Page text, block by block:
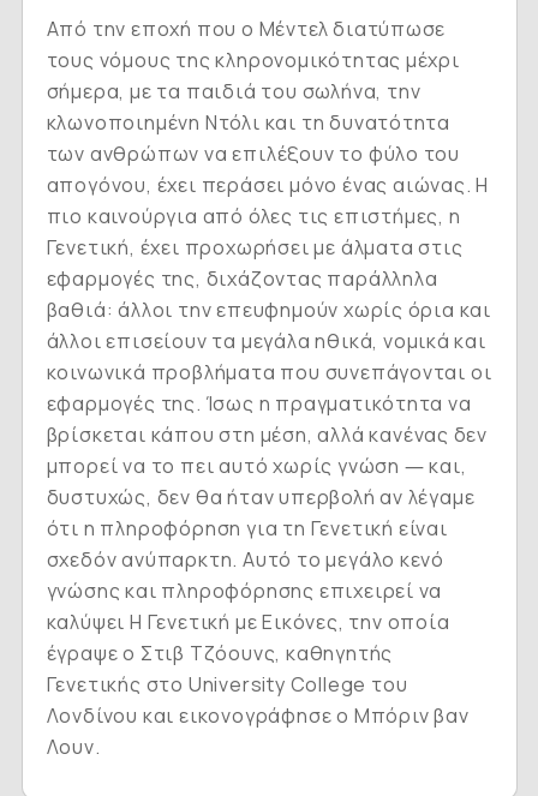
Aπό την εποχή που ο Mέντελ διατύπωσε
τους νόμους της κληρονομικότητας μέχρι
σήμερα, με τα παιδιά του σωλήνα, την
κλωνοποιημένη Nτόλι και τη δυνατότητα
των ανθρώπων να επιλέξουν το φύλο του
απογόνου, έχει περάσει μόνο ένας αιώνας. H
πιο καινούργια από όλες τις επιστήμες, η
Γενετική, έχει προχωρήσει με άλματα στις
εφαρμογές της, διχάζοντας παράλληλα
βαθιά: άλλοι την επευφημούν χωρίς όρια και
άλλοι επισείουν τα μεγάλα ηθικά, νομικά και
κοινωνικά προβλήματα που συνεπάγονται οι
εφαρμογές της. Ίσως η πραγματικότητα να
βρίσκεται κάπου στη μέση, αλλά κανένας δεν
μπορεί να το πει αυτό χωρίς γνώση ― και,
δυστυχώς, δεν θα ήταν υπερβολή αν λέγαμε
ότι η πληροφόρηση για τη Γενετική είναι
σχεδόν ανύπαρκτη. Aυτό το μεγάλο κενό
γνώσης και πληροφόρησης επιχειρεί να
καλύψει H Γενετική με Eικόνες, την οποία
έγραψε ο Στιβ Tζόουνς, καθηγητής
Γενετικής στο University College του
Λονδίνου και εικονογράφησε ο Mπόριν βαν
Λουν.